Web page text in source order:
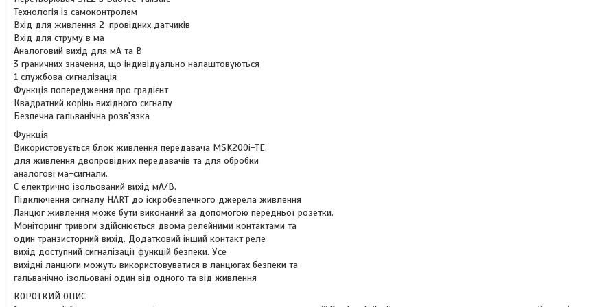
Технологія із самоконтролем
Вхід для живлення 2-провідних датчиків
Вхід для струму в ма
Аналоговий вихід для мА та В
3 граничних значення, що індивідуально налаштовуються
1 службова сигналізація
Функція попередження про градієнт
Квадратний корінь вихідного сигналу
Безпечна гальванічна розв'язка
Функція
Використовується блок живлення передавача MSK200i-TE.
для живлення двопровідних передавачів та для обробки
аналогові ма-сигнали.
Є електрично ізольований вихід мА/В.
Підключення сигналу HART до іскробезпечного джерела живлення
Ланцюг живлення може бути виконаний за допомогою передньої розетки.
Моніторинг тривоги здійснюється двома релейними контактами та
один транзисторний вихід. Додатковий інший контакт реле
вихід доступний сигналізації функцій безпеки. Усе
вихідні ланцюги можуть використовуватися в ланцюгах безпеки та
гальванічно ізольовані один від одного та від живлення
КОРОТКИЙ ОПИС